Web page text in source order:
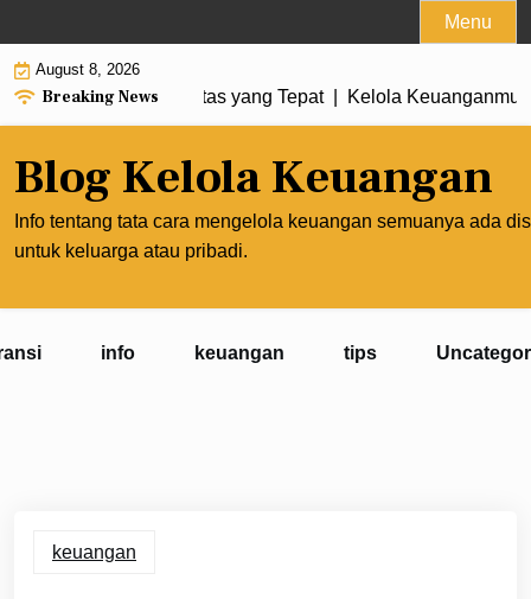
to
content
Menu
August 8, 2026
Breaking News
Membuat Prioritas yang Tepat |Kelola Keuanganmu
Blog Kelola Keuangan
Info tentang tata cara mengelola keuangan semuanya ada
untuk keluarga atau pribadi.
info keuangan tips
keuangan